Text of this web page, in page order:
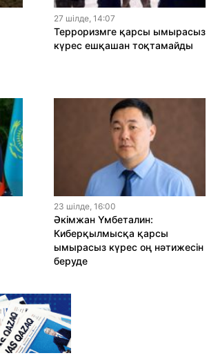
27 шiлде, 14:07
Терроризмге қарсы ымырасыз
күрес ешқашан тоқтамайды
23 шiлде, 16:00
Әкімжан Үмбеталин:
Киберқылмысқа қарсы
ымырасыз күрес оң нәтижесін
беруде